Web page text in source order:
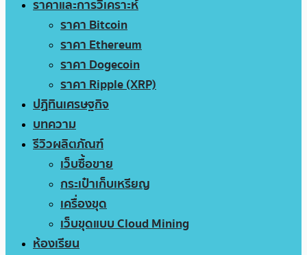
ราคาและการวิเคราะห์
ราคา Bitcoin
ราคา Ethereum
ราคา Dogecoin
ราคา Ripple (XRP)
ปฏิทินเศรษฐกิจ
บทความ
รีวิวผลิตภัณฑ์
เว็บซื้อขาย
กระเป๋าเก็บเหรียญ
เครื่องขุด
เว็บขุดแบบ Cloud Mining
ห้องเรียน